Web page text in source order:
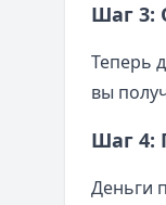
Шаг 3:
Теперь
вы
Шаг 4:
Деньги